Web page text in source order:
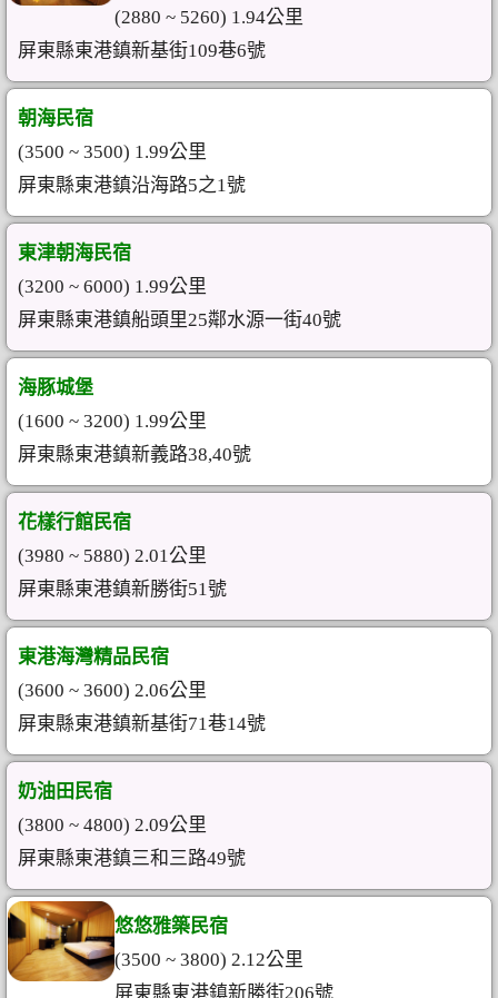
(2880 ~ 5260) 1.94公里
屏東縣東港鎮新基街109巷6號
朝海民宿
(3500 ~ 3500) 1.99公里
屏東縣東港鎮沿海路5之1號
東津朝海民宿
(3200 ~ 6000) 1.99公里
屏東縣東港鎮船頭里25鄰水源一街40號
海豚城堡
(1600 ~ 3200) 1.99公里
屏東縣東港鎮新義路38,40號
花樣行館民宿
(3980 ~ 5880) 2.01公里
屏東縣東港鎮新勝街51號
東港海灣精品民宿
(3600 ~ 3600) 2.06公里
屏東縣東港鎮新基街71巷14號
奶油田民宿
(3800 ~ 4800) 2.09公里
屏東縣東港鎮三和三路49號
悠悠雅築民宿
(3500 ~ 3800) 2.12公里
屏東縣東港鎮新勝街206號